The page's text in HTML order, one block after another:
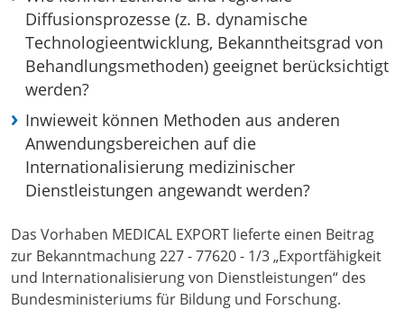
Diffusionsprozesse (z. B. dynamische
Technologieentwicklung, Bekanntheitsgrad von
Behandlungsmethoden) geeignet berücksichtigt
werden?
Inwieweit können Methoden aus anderen
Anwendungsbereichen auf die
Internationalisierung medizinischer
Dienstleistungen angewandt werden?
Das Vorhaben MEDICAL EXPORT lieferte einen Beitrag
zur Bekanntmachung 227 - 77620 - 1/3 „Exportfähigkeit
und Internationalisierung von Dienstleistungen“ des
Bundesministeriums für Bildung und Forschung.